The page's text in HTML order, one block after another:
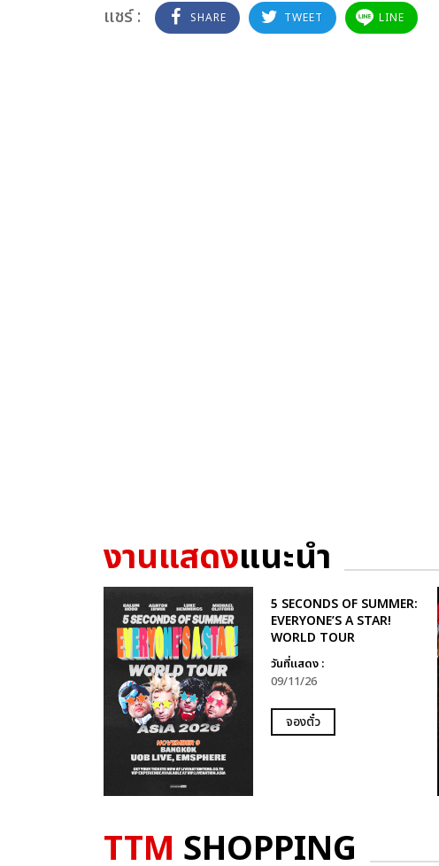
แชร์ : SHARE TWEET LINE
งานแสดงแนะนำ
5 SECONDS OF SUMMER:
EVERYONE’S A STAR!
WORLD TOUR
วันที่แสดง :
09/11/26
จองตั๋ว
TTM SHOPPING